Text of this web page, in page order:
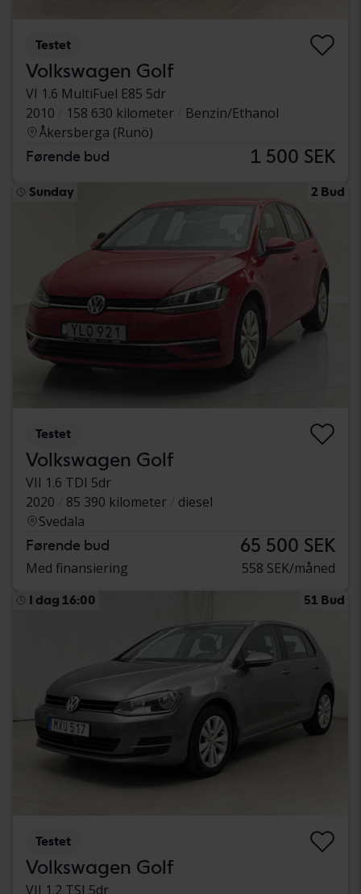
Testet
Volkswagen Golf
VI 1.6 MultiFuel E85 5dr
2010
158 630 kilometer
Benzin/Ethanol
Åkersberga (Runö)
Førende bud 1 500 SEK
Sunday 2 Bud
Testet
Volkswagen Golf
VII 1.6 TDI 5dr
2020
85 390 kilometer
diesel
Svedala
Førende bud 65 500 SEK
Med finansiering 558 SEK/måned
I dag 16:00 51 Bud
Testet
Volkswagen Golf
VII 1.2 TSI 5dr